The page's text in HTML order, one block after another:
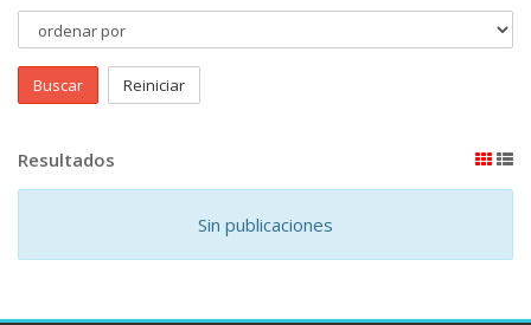
Buscar Reiniciar
Resultados
Sin publicaciones